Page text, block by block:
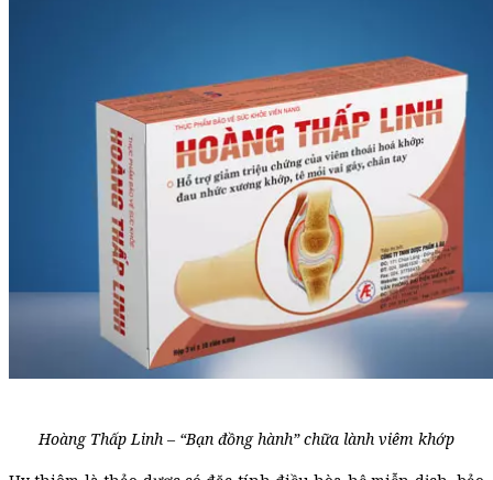
Hoàng Thấp Linh – “Bạn đồng hành” chữa lành viêm khớp